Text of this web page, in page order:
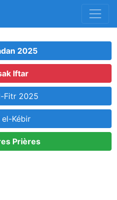
2025
Iftar
Fitr 2025
Kébir
Prières